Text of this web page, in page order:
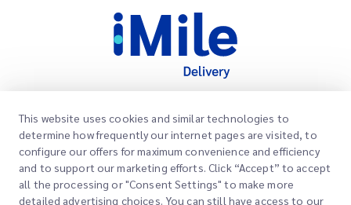
Брзи линкови
Локации на канцеларии
Побарајте понуда
Корпоративно
За нас
Наши услуги
This website uses cookies and similar technologies to
determine how frequently our internet pages are visited, to
configure our offers for maximum convenience and efficiency
and to support our marketing efforts. Click “Accept” to accept
all the processing or "Consent Settings" to make more
detailed advertising choices. You can still have access to our